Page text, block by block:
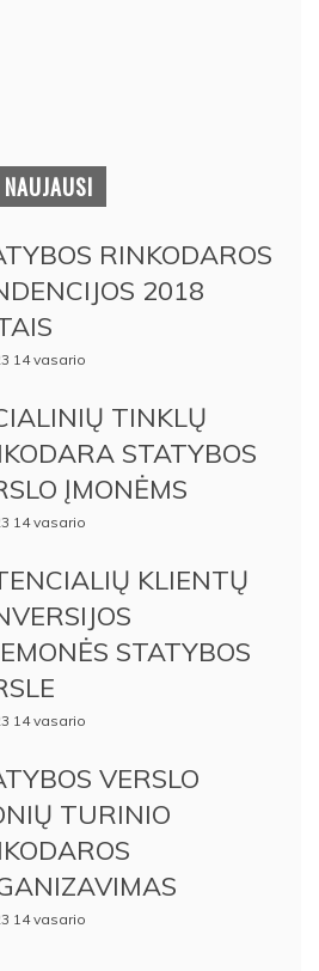
NAUJAUSI
RINKODAROS
2018
14 vasario
TINKLŲ
STATYBOS
ĮMONĖMS
14 vasario
KLIENTŲ
STATYBOS
14 vasario
VERSLO
TURINIO
14 vasario